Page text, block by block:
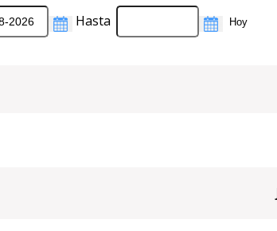
Hasta